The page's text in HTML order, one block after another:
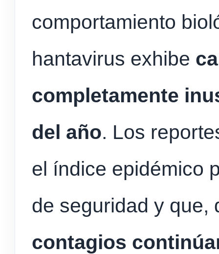
comportamiento
hantavirus exhibe
completamente
del año. Los
el índice epidémico
de seguridad y
contagios